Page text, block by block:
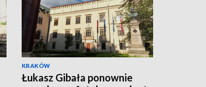
KRAKÓW
Łukasz Gibała ponownie